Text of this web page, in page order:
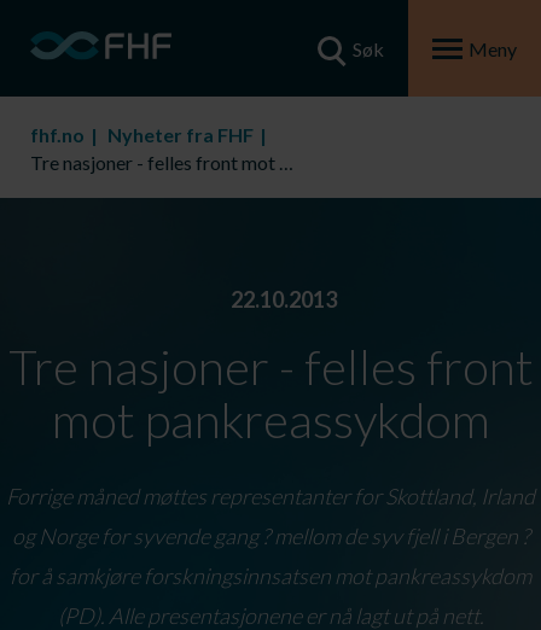
Søk Meny
fhf.no
Nyheter fra FHF
Tre nasjoner - felles front mot pankreassykdom
22.10.2013
Tre nasjoner - felles front
mot pankreassykdom
Forrige måned møttes representanter for Skottland, Irland
og Norge for syvende gang ? mellom de syv fjell i Bergen ?
for å samkjøre forskningsinnsatsen mot pankreassykdom
(PD). Alle presentasjonene er nå lagt ut på nett.